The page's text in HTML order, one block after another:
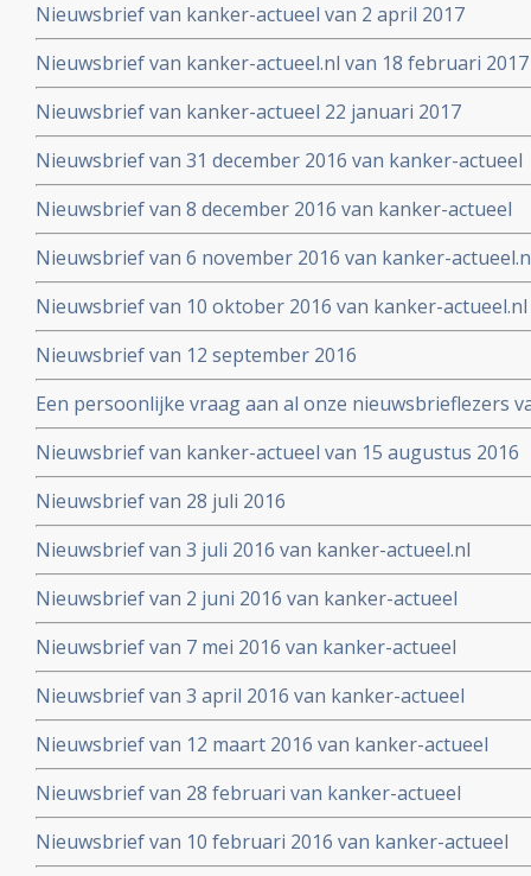
Nieuwsbrief van kanker-actueel van 2 april 2017
Nieuwsbrief van kanker-actueel.nl van 18 februari 2017
Nieuwsbrief van kanker-actueel 22 januari 2017
Nieuwsbrief van 31 december 2016 van kanker-actueel
Nieuwsbrief van 8 december 2016 van kanker-actueel
Nieuwsbrief van 6 november 2016 van kanker-
Nieuwsbrief van 10 oktober 2016 van kanker-actueel.nl
Nieuwsbrief van 12 september 2016
Een persoonlijke vraag aan al onze nieuwsbrieflezers
Nieuwsbrief van kanker-actueel van 15 augustus 2016
Nieuwsbrief van 28 juli 2016
Nieuwsbrief van 3 juli 2016 van kanker-actueel.nl
Nieuwsbrief van 2 juni 2016 van kanker-actueel
Nieuwsbrief van 7 mei 2016 van kanker-actueel
Nieuwsbrief van 3 april 2016 van kanker-actueel
Nieuwsbrief van 12 maart 2016 van kanker-actueel
Nieuwsbrief van 28 februari van kanker-actueel
Nieuwsbrief van 10 februari 2016 van kanker-actueel